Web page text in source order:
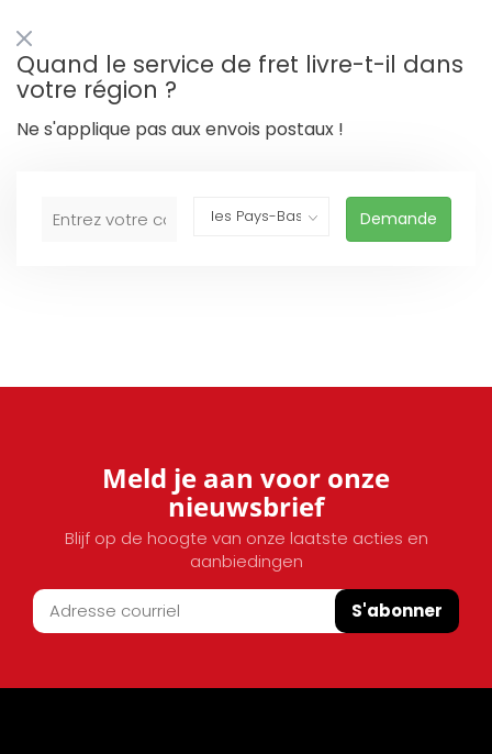
Quand le service de fret livre-t-il dans
votre région ?
Ne s'applique pas aux envois postaux !
Demande
Meld je aan voor onze
nieuwsbrief
Blijf op de hoogte van onze laatste acties en
aanbiedingen
S'abonner